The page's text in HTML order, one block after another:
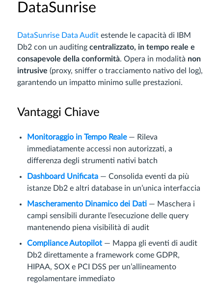
DataSunrise
DataSunrise Data Audit estende le capacità di IBM
Db2 con un auditing centralizzato, in tempo reale e
consapevole della conformità. Opera in modalità non
intrusive (proxy, sniffer o tracciamento nativo del log),
garantendo un impatto minimo sulle prestazioni.
Vantaggi Chiave
Monitoraggio in Tempo Reale— Rileva
immediatamente accessi non autorizzati, a
differenza degli strumenti nativi batch
Dashboard Unificata — Consolida eventi da più
istanze Db2 e altri database in un’unica interfaccia
Mascheramento Dinamico dei Dati — Maschera i
campi sensibili durante l’esecuzione delle query
mantenendo piena visibilità di audit
Compliance Autopilot — Mappa gli eventi di audit
Db2 direttamente a framework come GDPR,
HIPAA, SOX e PCI DSS per un’allineamento
regolamentare immediato